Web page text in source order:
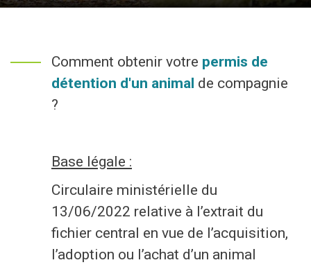
Vie Communale
Vivre à Wavre
Culture et loisirs
Je suis
Association
Je trouve
Comment obtenir votre permis de
détention d'un animal de compagnie
?
Base légale :
Circulaire ministérielle du
13/06/2022 relative à l’extrait du
fichier central en vue de l’acquisition,
l’adoption ou l’achat d’un animal